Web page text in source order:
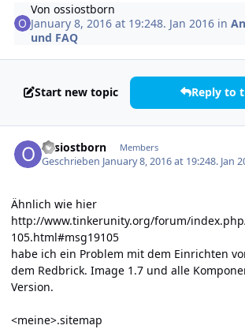
Vonossiostborn
January 8, 2016 at 19:248. Jan 2016 in
und FAQ
Start new topic Reply to
ossiostborn Members
Geschrieben January 8, 2016 at 19:248. Jan
Ähnlich wie hier
http://www.tinkerunity.org/forum/
105.html#msg19105
habe ich ein Problem mit dem Einrichten
dem Redbrick. Image 1.7 und alle
Version.
<meine>.sitemap